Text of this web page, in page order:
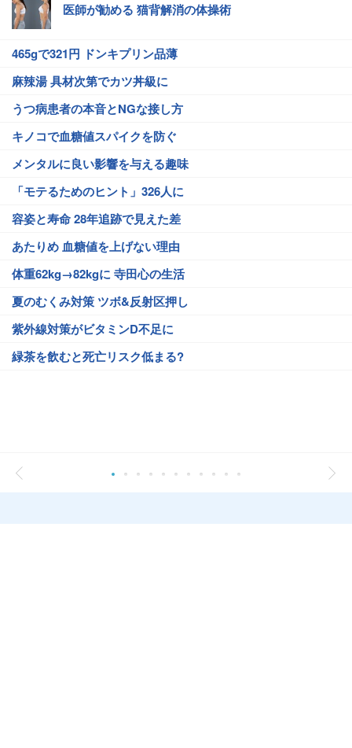
医師が勧める 猫背解消の体操術
465gで321円 ドンキプリン品薄
麻辣湯 具材次第でカツ丼級に
うつ病患者の本音とNGな接し方
キノコで血糖値スパイクを防ぐ
メンタルに良い影響を与える趣味
「モテるためのヒント」326人に
容姿と寿命 28年追跡で見えた差
あたりめ 血糖値を上げない理由
体重62kg→82kgに 寺田心の生活
夏のむくみ対策 ツボ&反射区押し
紫外線対策がビタミンD不足に
緑茶を飲むと死亡リスク低まる?